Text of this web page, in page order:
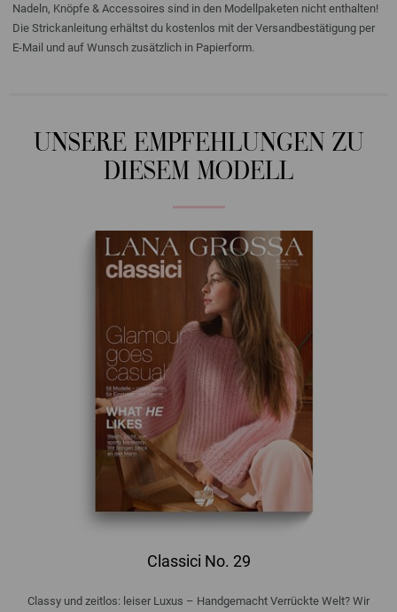
Nadeln, Knöpfe & Accessoires sind in den Modellpaketen nicht enthalten!
Die Strickanleitung erhältst du kostenlos mit der Versandbestätigung per
E-Mail und auf Wunsch zusätzlich in Papierform.
UNSERE EMPFEHLUNGEN ZU
DIESEM MODELL
Classici No. 29
Classy und zeitlos: leiser Luxus – Handgemacht Verrückte Welt? Wir